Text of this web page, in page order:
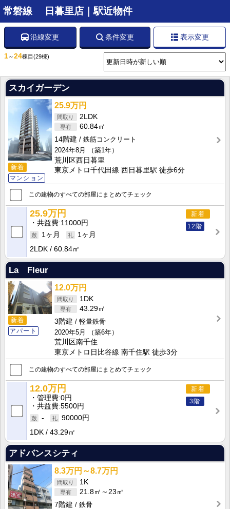
常磐線 日暮里店｜駅近物件
沿線変更 条件変更 表示変更
1～24棟目 (29棟)
スカイガーデン
新着
マンション
25.9万円
2LDK
60.84㎡
14階建
鉄筋コンクリート
2024年8月
（築1年）
荒川区西日暮里
東京メトロ千代田線 西日暮里駅 徒歩6分
この建物のすべての部屋にまとめてチェック
新着
12階
25.9万円
共益費 11000円
1ヶ月
1ヶ月
2LDK
60.84㎡
La Fleur
新着
アパート
12.0万円
1DK
43.29㎡
3階建
軽量鉄骨
2020年5月
（築6年）
荒川区南千住
東京メトロ日比谷線 南千住駅 徒歩3分
この建物のすべての部屋にまとめてチェック
新着
3階
12.0万円
管理費 0円
共益費 5500円
-
90000円
1DK
43.29㎡
アドバンスシティ
8.3万円～8.7万円
1K
21.8㎡～23㎡
7階建
鉄骨